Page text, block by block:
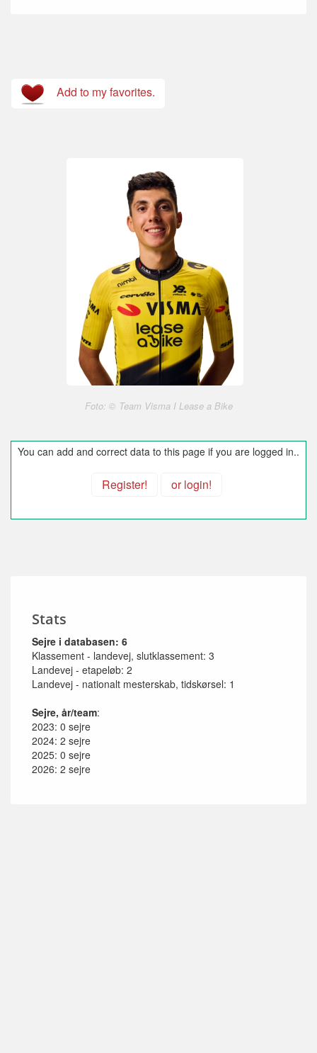
Add to my favorites.
Foto: © Team Visma I Lease a Bike
You can add and correct data to this page if you are logged in..
Register! or login!
Stats
Sejre i databasen: 6
Klassement - landevej, slutklassement: 3
Landevej - etapeløb: 2
Landevej - nationalt mesterskab, tidskørsel: 1
Sejre, år/team:
2023: 0 sejre
2024: 2 sejre
2025: 0 sejre
2026: 2 sejre